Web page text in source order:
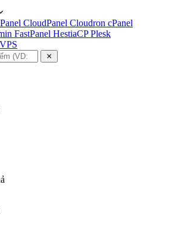
CloudPanel Cloudron cPanel
FastPanel HestiaCPPlesk